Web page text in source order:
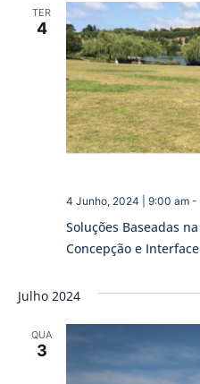
TER
4
Soluções Baseadas
Concepção e
4 Junho, 2024 | 9:00 am-
Julho 2024
QUA
3